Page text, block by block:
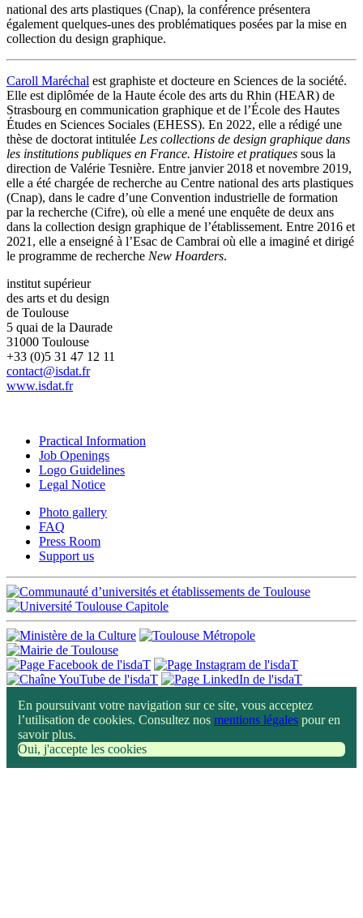
national des arts plastiques (Cnap), la conférence présentera
également quelques-unes des problématiques posées par la mise en
collection du design graphique.
Caroll Maréchal est graphiste et docteure en Sciences de la société.
Elle est diplômée de la Haute école des arts du Rhin (HEAR) de
Strasbourg en communication graphique et de l’École des Hautes
Études en Sciences Sociales (EHESS). En 2022, elle a rédigé une
thèse de doctorat intitulée Les collections de design graphique dans
les institutions publiques en France. Histoire et pratiques sous la
direction de Valérie Tesnière. Entre janvier 2018 et novembre 2019,
elle a été chargée de recherche au Centre national des arts plastiques
(Cnap), dans le cadre d’une Convention industrielle de formation
par la recherche (Cifre), où elle a mené une enquête de deux ans
dans la collection design graphique de l’établissement. Entre 2016 et
2021, elle a enseigné à l’Esac de Cambrai où elle a imaginé et dirigé
le programme de recherche New Hoarders.
institut supérieur
des arts et du design
de Toulouse
5 quai de la Daurade
31000 Toulouse
+33 (0)5 31 47 12 11
contact@isdat.fr
www.isdat.fr
Practical Information
Job Openings
Logo Guidelines
Legal Notice
Photo gallery
FAQ
Press Room
Support us
En poursuivant votre navigation sur ce site, vous acceptez
l’utilisation de cookies. Consultez nos mentions légales pour en
savoir plus.
Oui, j'accepte les cookies